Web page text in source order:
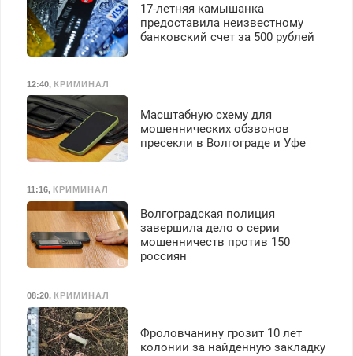
Ежемесячно
выплачивается денежная
премия. Возможно
безопасности с з/п до
125000 руб.
17-летняя камышанка
предоставила неизвестному
банковский счет за 500 рублей
12:40, КРИМИНАЛ
Масштабную схему для
мошеннических обзвонов
пресекли в Волгограде и Уфе
11:16, КРИМИНАЛ
Волгоградская полиция
завершила дело о серии
мошенничеств против 150
россиян
08:20, КРИМИНАЛ
Фроловчанину грозит 10 лет
колонии за найденную закладку